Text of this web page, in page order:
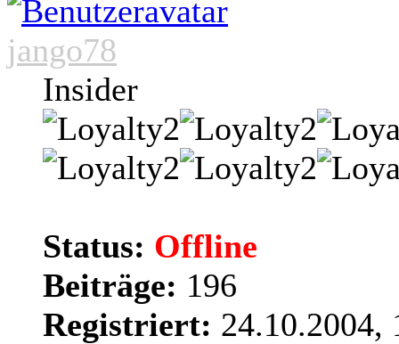
jango78
Insider
Status: Offline
Beiträge: 196
Registriert: 24.10.2004,